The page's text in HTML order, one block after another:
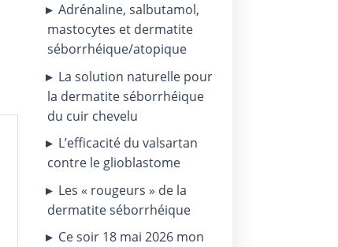
Adrénaline, salbutamol,
mastocytes et dermatite
séborrhéique/atopique
La solution naturelle pour
la dermatite séborrhéique
du cuir chevelu
L’efficacité du valsartan
contre le glioblastome
Les « rougeurs » de la
dermatite séborrhéique
Ce soir 18 mai 2026 mon